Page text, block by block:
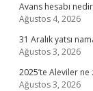
Avans hesabı
Ağustos 4, 2026
31 Aralık yatsı
Ağustos 3, 2026
2025’te Aleviler
Ağustos 3, 2026